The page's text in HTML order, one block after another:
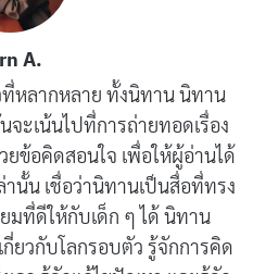
นนั้น จึงกล่าวคาถาว่า
คลือบด้วยยาพิษอย่าง
กเลงชั่ว เจ้าจงกลืน
อกฤทธิ์แก่เจ้าในภาย
A.
ที่หลากหลาย ทั้งนิทาน นิทาน
ะเน้นไปที่การถ่ายทอดเรื่อง
ข้อคิดสอนใจ เพื่อให้ผู้อ่านได้
านั้น เชื่อว่านิทานเป็นสื่อที่ทรง
มที่ดีให้กับเด็ก ๆ ได้ นิทาน
กี่ยวกับโลกรอบตัว รู้จักการคิด